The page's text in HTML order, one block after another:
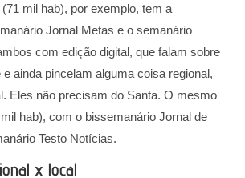
mil hab), por exemplo, tem a
Jornal Metas e o semanário
com edição digital, que falam sobre
e ainda pincelam alguma coisa regional,
Eles não precisam do Santa. O mesmo
hab), com o bissemanário Jornal de
Testo Notícias.
x local